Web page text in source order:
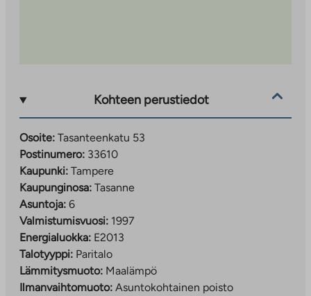
Kohteen perustiedot
Osoite: Tasanteenkatu 53
Postinumero: 33610
Kaupunki: Tampere
Kaupunginosa: Tasanne
Asuntoja: 6
Valmistumisvuosi: 1997
Energialuokka: E2013
Talotyyppi: Paritalo
Lämmitysmuoto: Maalämpö
Ilmanvaihtomuoto: Asuntokohtainen poisto